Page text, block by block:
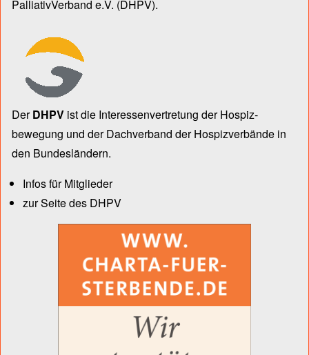
PalliativVerband e.V. (DHPV).
DerDHPV ist die Inter­essen­ver­tre­tung der Hospiz­
bewegung und der Dach­verband der Hospiz­verbände in
den Bun­des­län­dern.
Infos für Mitglieder
zur Seite des DHPV